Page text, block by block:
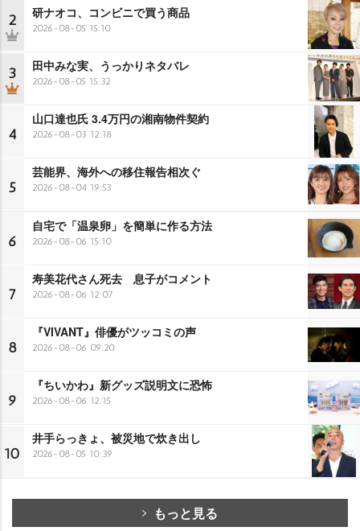
2 研ナオコ、コンビニで買う商品
2026-08-05 15:10
3 田中みな実、うっかりネタバレ
2026-08-05 15:32
4
山口達也氏 3.4万円の湘南物件契約
2026-08-03 12:18
5
芸能界、海外への移住報告相次ぐ
2026-08-04 19:53
6
自宅で「温泉卵」を簡単に作る方法
2026-08-06 15:10
7
寿美花代さん死去 息子がコメント
2026-08-06 12:07
8
『VIVANT』俳優がツッコミの声
2026-08-06 09:20
9
『ちいかわ』新グッズ説明文に恐怖
2026-08-06 12:15
10
井手らっきょ、被災地で炊き出し
2026-08-05 10:39
もっと見る